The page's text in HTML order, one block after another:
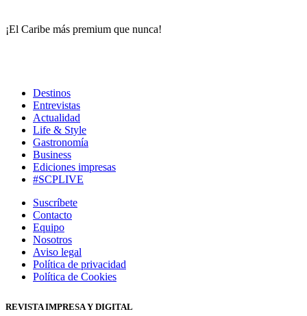
¡El Caribe más premium que nunca!
Destinos
Entrevistas
Actualidad
Life & Style
Gastronomía
Business
Ediciones impresas
#SCPLIVE
Suscríbete
Contacto
Equipo
Nosotros
Aviso legal
Política de privacidad
Política de Cookies
REVISTA IMPRESA Y DIGITAL